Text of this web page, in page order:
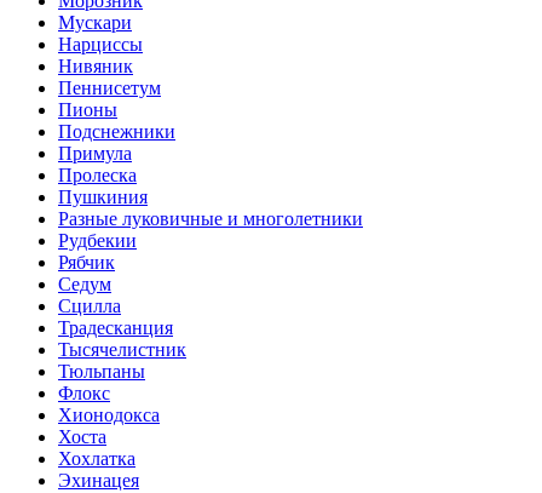
Мускари
Нарциссы
Нивяник
Пеннисетум
Пионы
Подснежники
Примула
Пролеска
Пушкиния
Разные луковичные и многолетники
Рудбекии
Рябчик
Седум
Сцилла
Традесканция
Тысячелистник
Тюльпаны
Флокс
Хионодокса
Хоста
Хохлатка
Эхинацея